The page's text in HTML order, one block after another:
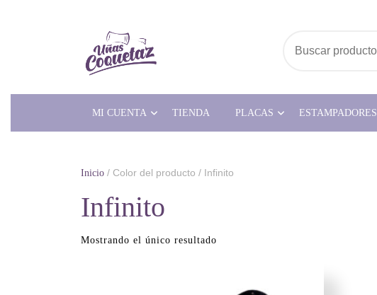
MI CUENTA TIENDA PLACAS ESTAMPADORES
Inicio / Color del producto / Infinito
Infinito
Mostrando el único resultado